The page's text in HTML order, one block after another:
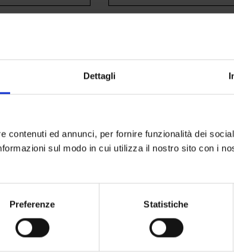
Dettagli
contenuti ed annunci, per fornire funzionalità dei
sul modo in cui utilizza il nostro sito con i
Preferenze Statistiche
Cod Poștal *